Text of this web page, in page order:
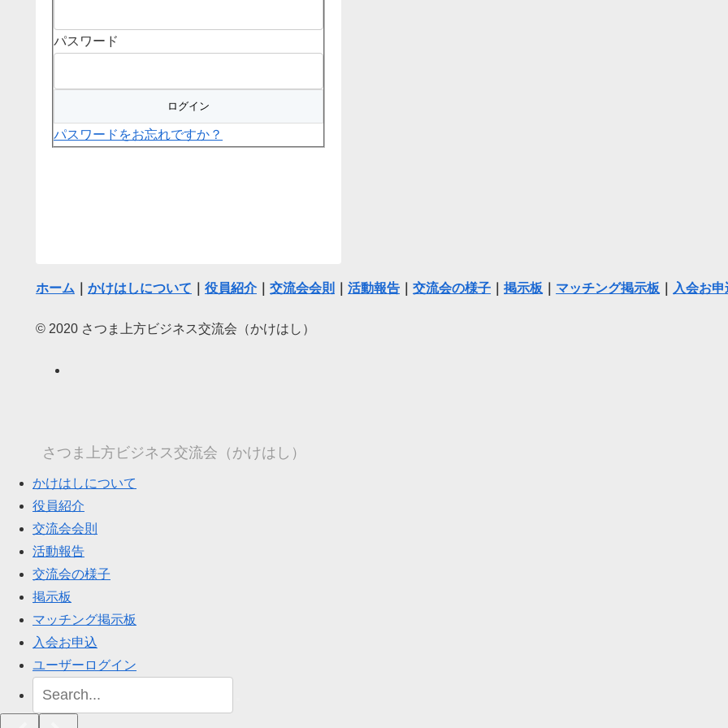
パスワード
パスワードをお忘れですか？
ホーム かけはしについて 役員紹介｜ 交流会会則 活動報告 交流会の様子 掲示板 マッチング掲示板 入会お
© 2020 さつま上方ビジネス交流会（かけはし）
さつま上方ビジネス交流会（かけはし）
かけはしについて
役員紹介
交流会会則
活動報告
交流会の様子
掲示板
マッチング掲示板
入会お申込
ユーザーログイン